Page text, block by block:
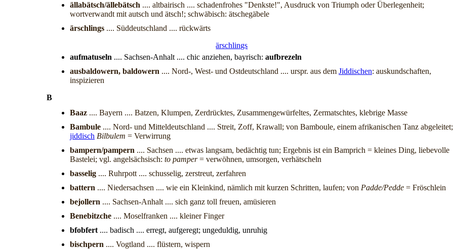
ällabätsch/ällebätsch .... altbairisch .... schadenfrohes "Denkste!", Ausdruck von Triumph oder Überlegenheit;
wortverwandt mit autsch und ätsch!; schwäbisch: ätschegäbele
ärschlings .... Süddeutschland .... rückwärts
ärschlings
aufmatuseln .... Sachsen-Anhalt .... chic anziehen, bayrisch: aufbrezeln
ausbaldowern, baldowern .... Nord-, West- und Ostdeutschland .... urspr. aus dem Jiddischen: auskundschaften,
inspizieren
B
Baaz .... Bayern .... Batzen, Klumpen, Zerdrücktes, Zusammengewürfeltes, Zermatschtes, klebrige Masse
Bambule .... Nord- und Mitteldeutschland .... Streit, Zoff, Krawall; von Bamboule, einem afrikanischen Tanz abgeleitet;
jiddisch Bilbulem = Verwirrung
bampern/pampern .... Sachsen .... etwas langsam, bedächtig tun; Ergebnis ist ein Bamprich = kleines Ding, liebevolle
Bastelei; vgl. angelsächsisch: to pamper= verwöhnen, umsorgen, verhätscheln
basselig .... Ruhrpott .... schusselig, zerstreut, zerfahren
battern .... Niedersachsen .... wie ein Kleinkind, nämlich mit kurzen Schritten, laufen; von Padde/Pedde = Fröschlein
bejollern .... Sachsen-Anhalt .... sich ganz toll freuen, amüsieren
Benebitzche .... Moselfranken .... kleiner Finger
bfobfert .... badisch .... erregt, aufgeregt; ungeduldig, unruhig
bischpern .... Vogtland .... flüstern, wispern